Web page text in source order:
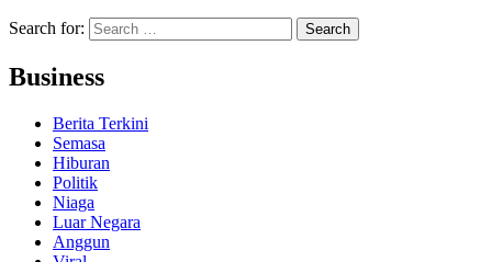
Search for:
Business
Berita Terkini
Semasa
Hiburan
Politik
Niaga
Luar Negara
Anggun